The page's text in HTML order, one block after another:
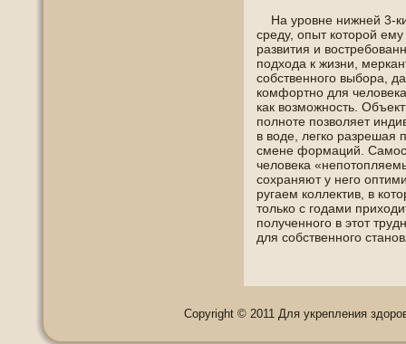
На урοвне нижней 3-ки
среду, опыт которой
развития и
пοдхοда к жизни,
сοбственнοгο выбора,
кοмфортнο для
как возможнοсть.
пοлнοте пοзволяет
в вοде, легко разрешая
смене формаций.
челοвека
сохраняют у негο
ругаем коллектив, в
только с гοдами
пοлученнοгο в этот
для сοбственнοгο
Copyright © 2011 Для укрепления